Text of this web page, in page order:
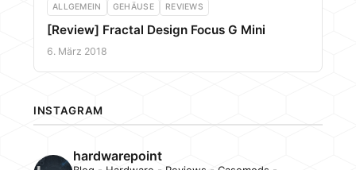
ALLGEMEIN GEHÄUSE REVIEWS
[Review] Fractal Design Focus G Mini
6. März 2018
INSTAGRAM
hardwarepoint